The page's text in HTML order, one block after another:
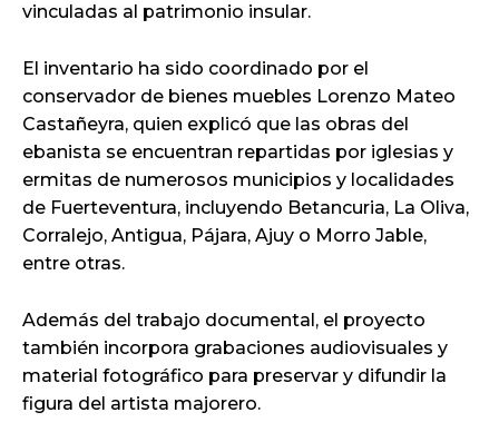
vinculadas al patrimonio insular.
El inventario ha sido coordinado por el
conservador de bienes muebles Lorenzo Mateo
Castañeyra, quien explicó que las obras del
ebanista se encuentran repartidas por iglesias y
ermitas de numerosos municipios y localidades
de Fuerteventura, incluyendo Betancuria, La Oliva,
Corralejo, Antigua, Pájara, Ajuy o Morro Jable,
entre otras.
Además del trabajo documental, el proyecto
también incorpora grabaciones audiovisuales y
material fotográfico para preservar y difundir la
figura del artista majorero.